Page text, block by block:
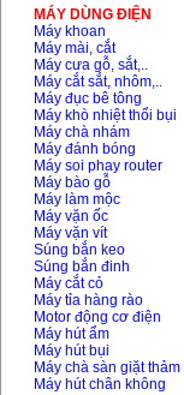
MÁY DÙNG ĐIỆN
Máy khoan
Máy mài, cắt
Máy cưa gỗ, sắt,..
Máy cắt sắt, nhôm,..
Máy đục bê tông
Máy khò nhiệt thổi bụi
Máy chà nhám
Máy đánh bóng
Máy soi phay router
Máy bào gỗ
Máy làm mộc
Máy vặn ốc
Máy vặn vít
Súng bắn keo
Súng bắn đinh
Máy cắt cỏ
Máy tỉa hàng rào
Motor động cơ điện
Máy hút ẩm
Máy hút bụi
Máy chà sàn giặt thảm
Máy hút chân không